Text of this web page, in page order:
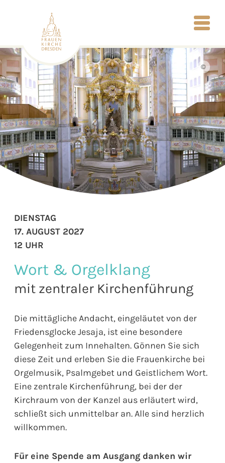
©
Wort & Orgelklang
mit zentraler Kirchenführung
Die mittägliche Andacht, eingeläutet von der
Friedensglocke Jesaja, ist eine besondere
Gelegenheit zum Innehalten. Gönnen Sie sich
diese Zeit und erleben Sie die Frauenkirche bei
Orgelmusik, Psalmgebet und Geistlichem Wort.
Eine zentrale Kirchenführung, bei der der
Kirchraum von der Kanzel aus erläutert wird,
schließt sich unmittelbar an. Alle sind herzlich
willkommen.
Für eine Spende am Ausgang danken wir
DIENSTAG
17. AUGUST 2027
12 UHR